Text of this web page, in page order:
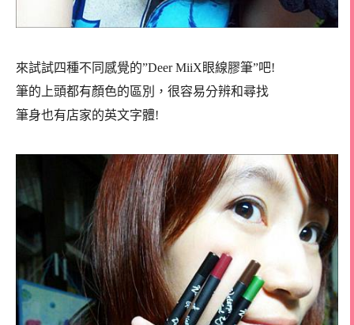
來試試四種不同感覺的”Deer MiiX眼線膠筆”吧!
筆的上頭都有顏色的區別，很容易分辨和尋找
筆身也有店家的英文字體!